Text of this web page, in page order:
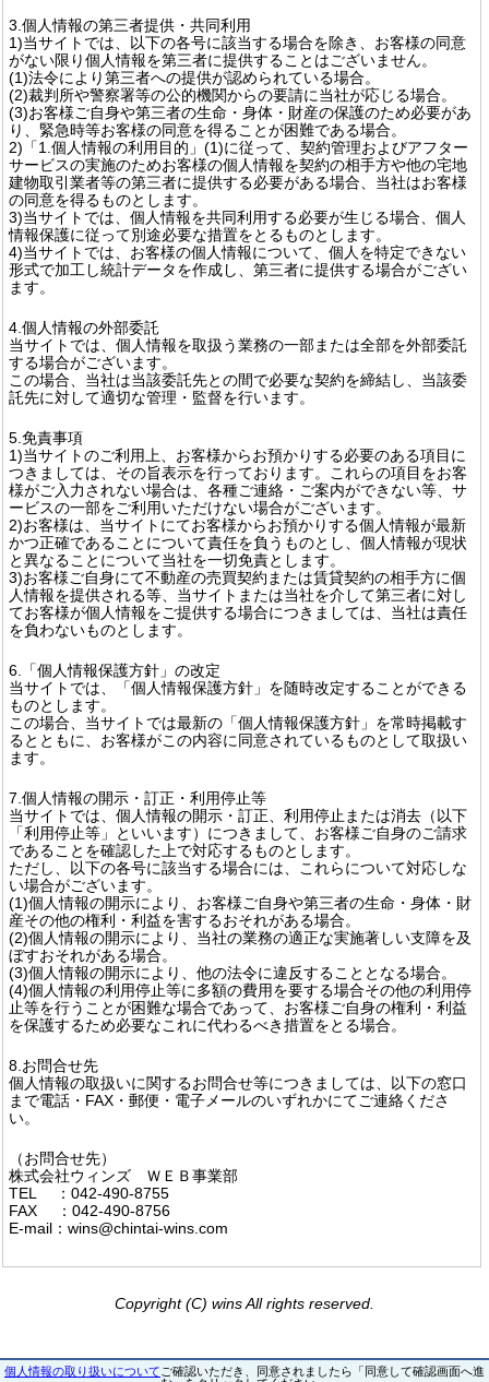
3.個人情報の第三者提供・共同利用
1)当サイトでは、以下の各号に該当する場合を除き、お客様の同意
がない限り個人情報を第三者に提供することはございません。
(1)法令により第三者への提供が認められている場合。
(2)裁判所や警察署等の公的機関からの要請に当社が応じる場合。
(3)お客様ご自身や第三者の生命・身体・財産の保護のため必要があ
り、緊急時等お客様の同意を得ることが困難である場合。
2)「1.個人情報の利用目的」(1)に従って、契約管理およびアフター
サービスの実施のためお客様の個人情報を契約の相手方や他の宅地
建物取引業者等の第三者に提供する必要がある場合、当社はお客様
の同意を得るものとします。
3)当サイトでは、個人情報を共同利用する必要が生じる場合、個人
情報保護に従って別途必要な措置をとるものとします。
4)当サイトでは、お客様の個人情報について、個人を特定できない
形式で加工し統計データを作成し、第三者に提供する場合がござい
ます。
4.個人情報の外部委託
当サイトでは、個人情報を取扱う業務の一部または全部を外部委託
する場合がございます。
この場合、当社は当該委託先との間で必要な契約を締結し、当該委
託先に対して適切な管理・監督を行います。
5.免責事項
1)当サイトのご利用上、お客様からお預かりする必要のある項目に
つきましては、その旨表示を行っております。これらの項目をお客
様がご入力されない場合は、各種ご連絡・ご案内ができない等、サ
ービスの一部をご利用いただけない場合がございます。
2)お客様は、当サイトにてお客様からお預かりする個人情報が最新
かつ正確であることについて責任を負うものとし、個人情報が現状
と異なることについて当社を一切免責とします。
3)お客様ご自身にて不動産の売買契約または賃貸契約の相手方に個
人情報を提供される等、当サイトまたは当社を介して第三者に対し
てお客様が個人情報をご提供する場合につきましては、当社は責任
を負わないものとします。
6.「個人情報保護方針」の改定
当サイトでは、「個人情報保護方針」を随時改定することができる
ものとします。
この場合、当サイトでは最新の「個人情報保護方針」を常時掲載す
るとともに、お客様がこの内容に同意されているものとして取扱い
ます。
7.個人情報の開示・訂正・利用停止等
当サイトでは、個人情報の開示・訂正、利用停止または消去（以下
「利用停止等」といいます）につきまして、お客様ご自身のご請求
であることを確認した上で対応するものとします。
ただし、以下の各号に該当する場合には、これらについて対応しな
い場合がございます。
(1)個人情報の開示により、お客様ご自身や第三者の生命・身体・財
産その他の権利・利益を害するおそれがある場合。
(2)個人情報の開示により、当社の業務の適正な実施著しい支障を及
ぼすおそれがある場合。
(3)個人情報の開示により、他の法令に違反することとなる場合。
(4)個人情報の利用停止等に多額の費用を要する場合その他の利用停
止等を行うことが困難な場合であって、お客様ご自身の権利・利益
を保護するため必要なこれに代わるべき措置をとる場合。
8.お問合せ先
個人情報の取扱いに関するお問合せ等につきましては、以下の窓口
まで電話・FAX・郵便・電子メールのいずれかにてご連絡くださ
い。
（お問合せ先）
株式会社ウィンズ ＷＥＢ事業部
TEL ：042-490-8755
FAX ：042-490-8756
E-mail：wins@chintai-wins.com
Copyright (C) wins All rights reserved.
個人情報の取り扱いについて ご確認いただき、同意されましたら「同意して確認画面へ進